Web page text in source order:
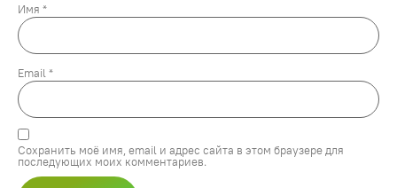
Имя *
Email *
Сохранить моё имя, email и адрес сайта в этом браузере для
последующих моих комментариев.